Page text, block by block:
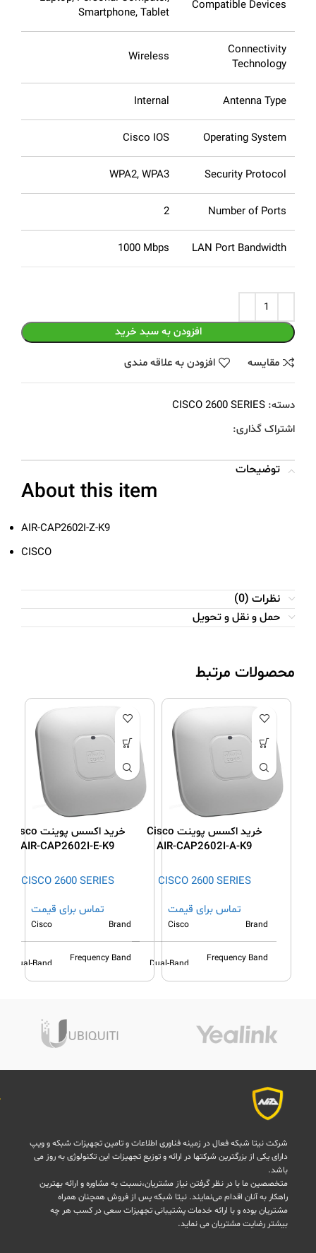
Compatible Devices
Smartphone, Tablet
Connectivity
Technology
Wireless
Antenna Type
Internal
Operating System
Cisco IOS
Security Protocol
WPA2, WPA3
Number of Ports
2
LAN Port Bandwidth
1000 Mbps
افزودن به سبد خرید
مقايسه افزودن به علاقه مندی
دسته: CISCO 2600 SERIES
اشتراک گذاری:
توضیحات
About this item
AIR-CAP2602I-Z-K9
CISCO
نظرات (0)
حمل و نقل و تحویل
محصولات مرتبط
خرید اکسس پوینت Cisco
AIR-CAP2602I-A-K9
CISCO 2600 SERIES
تماس برای قیمت
Brand
Cisco
Frequency Band
Dual-Band
Standard
Devices
Personal
Connectivity
Technology
Wireless
Antenna Type
Internal
Operating
System
Cisco IOS
خرید اکسس پوینت Cisco
AIR-CAP2602I-E-K9
CISCO 2600 SERIES
تماس برای قیمت
Brand
Cisco
Frequency Band
Dual-Band
802.11g
Personal
Technology
Wireless
Antenna Type
Internal
Operating
شرکت نیتا شبکه فعال در زمینه فناوری اطلاعات و تامین تجهیزات شبکه و ویپ
دارای یکی از بزرگترین شرکتها در ارائه و توزیع تجهیزات این تکنولوژی به روز می
باشد.
متخصصین ما با در نظر گرفتن نیاز مشتریان،نسبت به مشاوره و ارائه بهترین
راهکار به آنان اقدام می‌نمایند. نیتا شبکه پس از فروش همچنان همراه
مشتریان بوده و با ارائه خدمات پشتیبانی تجهیزات سعی در کسب هر چه
بیشتر رضایت مشتریان می نماید.